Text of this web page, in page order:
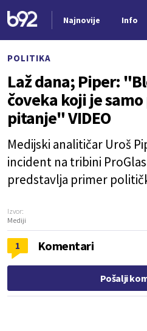
Najnovije Info
POLITIKA
Laž dana; Piper:
čoveka koji je
pitanje" VIDEO
Medijski analitičar Uroš
incident na tribini
predstavlja primer
Izvor:
Mediji
1 Komentari
Pošalji